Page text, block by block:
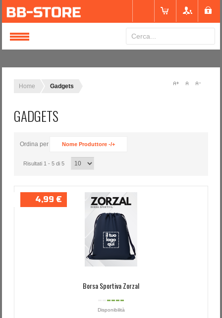
Home Gadgets
GADGETS
Ordina per Nome Produttore -/+
Risultati 1 - 5 di 5
4,99 €
Borsa Sportiva Zorzal
Disponibilità
Login
Nome utente
Password
Password dimenticata?
Nome utente dimenticato?